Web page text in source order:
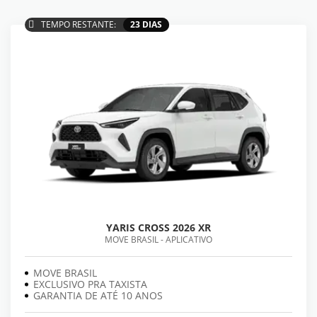
TEMPO RESTANTE: 23 DIAS
YARIS CROSS 2026 XR
MOVE BRASIL - APLICATIVO
MOVE BRASIL
EXCLUSIVO PRA TAXISTA
GARANTIA DE ATÉ 10 ANOS